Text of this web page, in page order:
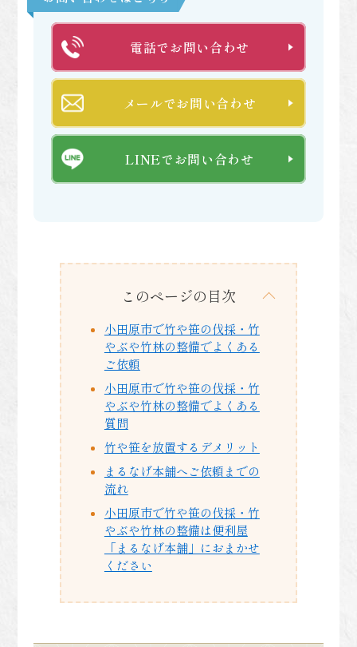
電話でお問い合わせ
メールでお問い合わせ
LINEでお問い合わせ
このページの目次
小田原市で竹や笹の伐採・竹
やぶや竹林の整備でよくある
ご依頼
小田原市で竹や笹の伐採・竹
やぶや竹林の整備でよくある
質問
竹や笹を放置するデメリット
まるなげ本舗へご依頼までの
流れ
小田原市で竹や笹の伐採・竹
やぶや竹林の整備は便利屋
「まるなげ本舗」におまかせ
ください